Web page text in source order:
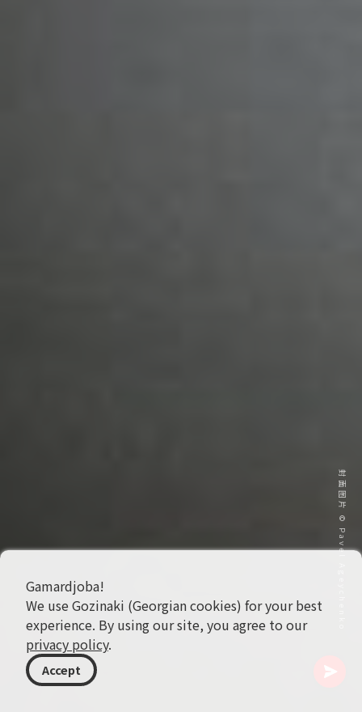
封面图片 © Pavel Ageychenko
Gamardjoba!
We use Gozinaki (Georgian cookies) for your best
experience. By using our site, you agree to our
privacy policy.
Accept